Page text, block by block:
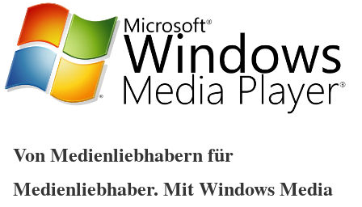
Von Medienliebhabern für
Medienliebhaber. Mit Windows Media